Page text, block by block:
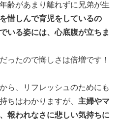
齢があまり離れずに兄弟が生
惜しんで育児をしているの
いる姿には、心底腹が立ちま
ったので悔しさは倍増です！
ら、リフレッシュのためにも
ちはわかりますが、主婦やマ
報われなさに悲しい気持ちに